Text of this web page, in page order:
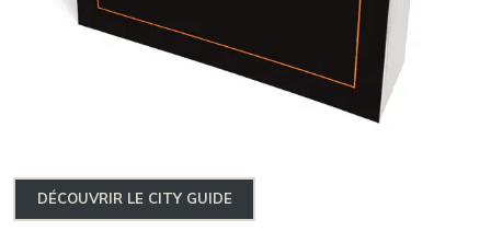
DÉCOUVRIR LE CITY GUIDE